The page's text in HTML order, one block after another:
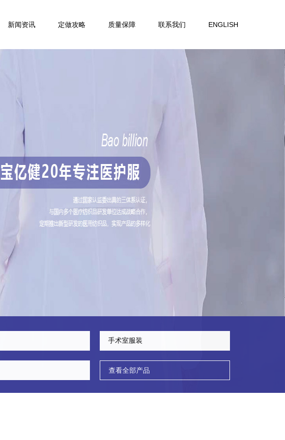
新闻资讯 定做攻略 质量保障 联系我们 ENGLISH
手术室服装
查看全部产品